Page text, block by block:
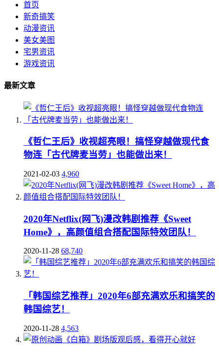
首页
新奇搞笑
动漫资讯
美女美图
宅男资讯
游戏资讯
最新文章
《哲仁王后》收视超亮眼！搞怪穿越做现代食
物连「古代牌麦当劳」也能做出来！
2021-02-03 4,960
2020年Netflix(网飞)漫改韩剧推荐《Sweet
Home》，高颜值组合搭配国际特效团队！
2020-11-28 68,740
「韩国综艺推荐」2020年6部充满欢乐和搞笑的
韩国综艺！
2020-11-28 4,563